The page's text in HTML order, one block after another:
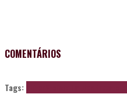
COMENTÁRIOS
Tags: